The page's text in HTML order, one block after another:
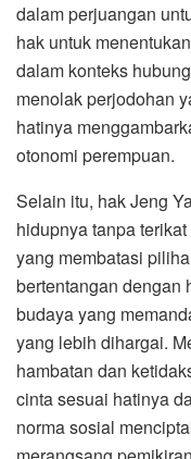
dalam perjuangan
hak untuk
dalam konteks
menolak perjodohan
hatinya
otonomi perempuan.
Selain itu, hak Jeng
hidupnya tanpa
yang membatasi
bertentangan dengan
budaya yang
yang lebih dihargai.
hambatan dan
cinta sesuai hatinya
norma sosial